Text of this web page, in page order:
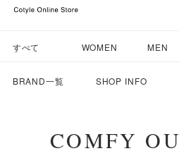
すべて WOMEN MEN
BRAND一覧 SHOP INFO
COMFY